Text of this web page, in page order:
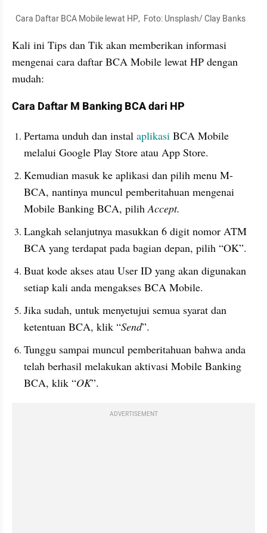
  Cara Daftar BCA Mobile lewat HP,  Foto: Unsplash/ Clay Banks
Kali ini Tips dan Tik akan memberikan informasi
mengenai cara daftar BCA Mobile lewat HP dengan
mudah:
Cara Daftar M Banking BCA dari HP
Pertama unduh dan instal aplikasi BCA Mobile
melalui Google Play Store atau App Store.
Kemudian masuk ke aplikasi dan pilih menu M-
BCA, nantinya muncul pemberitahuan mengenai
Mobile Banking BCA, pilih Accept.
Langkah selanjutnya masukkan 6 digit nomor ATM
BCA yang terdapat pada bagian depan, pilih “OK”.
Buat kode akses atau User ID yang akan digunakan
setiap kali anda mengakses BCA Mobile.
Jika sudah, untuk menyetujui semua syarat dan
ketentuan BCA, klik “Send”.
Tunggu sampai muncul pemberitahuan bahwa anda
telah berhasil melakukan aktivasi Mobile Banking
BCA, klik “OK”.
ADVERTISEMENT